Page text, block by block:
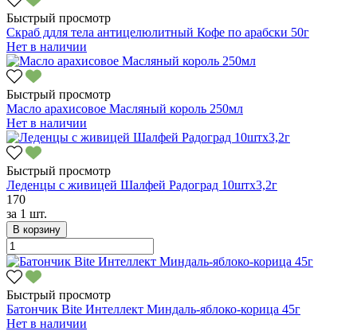
Быстрый просмотр
Скраб ддля тела антицелюлитный Кофе по арабски 50г
Нет в наличии
Быстрый просмотр
Масло арахисовое Масляный король 250мл
Нет в наличии
Быстрый просмотр
Леденцы с живицей Шалфей Радоград 10штх3,2г
170
за 1 шт.
В корзину
Быстрый просмотр
Батончик Bite Интеллект Миндаль-яблоко-корица 45г
Нет в наличии